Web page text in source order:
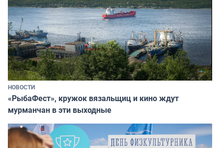
НОВОСТИ
«РыбаФест», кружок вязальщиц и кино ждут
мурманчан в эти выходные